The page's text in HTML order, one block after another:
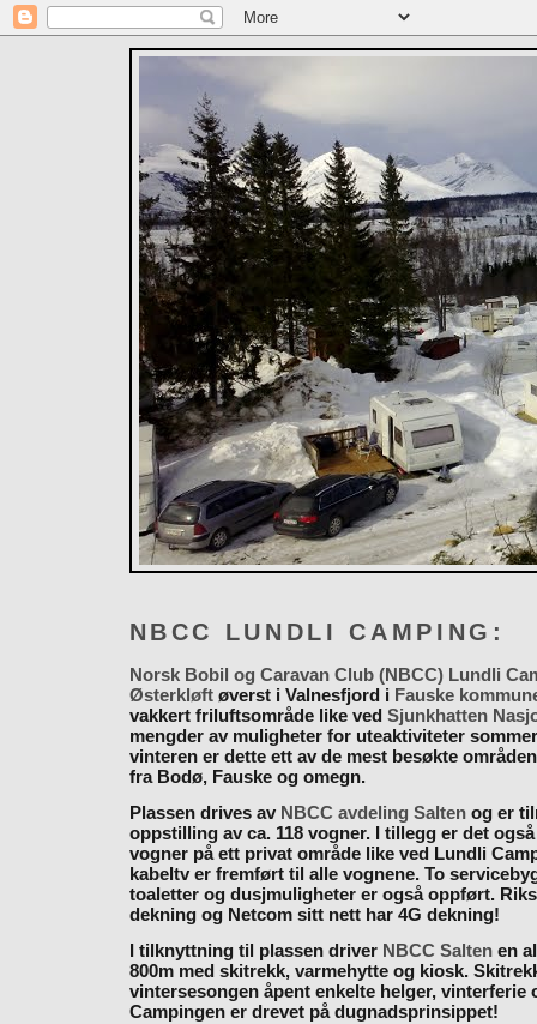
NBCC LUNDLI CAMPING:
Norsk Bobil og Caravan Club (NBCC) Lundli
Østerkløftøverst i Valnesfjord i Fauske
vakkert friluftsområde like ved Sjunkhatten
mengder av muligheter for uteaktiviteter
vinteren er dette ett av de mest besøkte
fra Bodø, Fauske og omegn.
Plassen drives av NBCC avdeling Saltenog er
oppstilling av ca. 118 vogner. I tillegg er det
vogner på ett privat område like ved Lundli
kabeltv er fremført til alle vognene. To
toaletter og dusjmuligheter er også oppført.
dekning og Netcom sitt nett har 4G dekning!
I tilknyttning til plassen driver NBCC Saltenen
800m med skitrekk, varmehytte og kiosk.
vintersesongen åpent enkelte helger, vinterferie
Campingen er drevet på dugnadsprinsippet!